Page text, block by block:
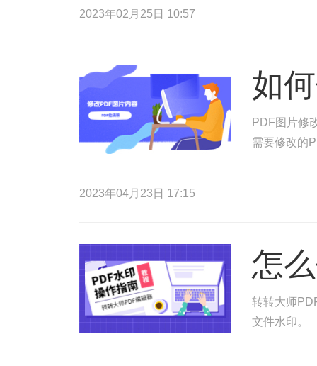
2023年02月25日 10:57
如
PDF图片修
需要修改的
2023年04月23日 17:15
怎
转转大师
文件水印。